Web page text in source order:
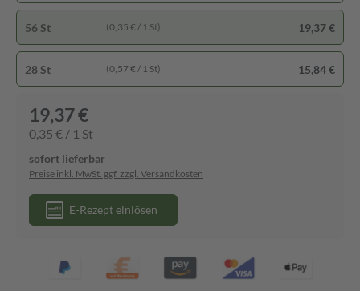
56 St (0,35 € / 1 St) 19,37 €
28 St (0,57 € / 1 St) 15,84 €
19,37 €
0,35 € / 1 St
sofort lieferbar
Preise inkl. MwSt. ggf. zzgl. Versandkosten
E-Rezept einlösen